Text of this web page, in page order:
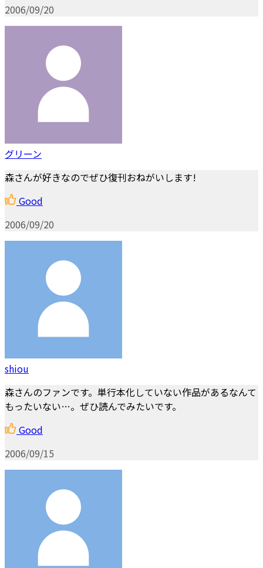
2006/09/20
グリーン
森さんが好きなのでぜひ復刊おねがいします!
Good
2006/09/20
shiou
森さんのファンです。単行本化していない作品があるなんて
もったいない…。ぜひ読んでみたいです。
Good
2006/09/15